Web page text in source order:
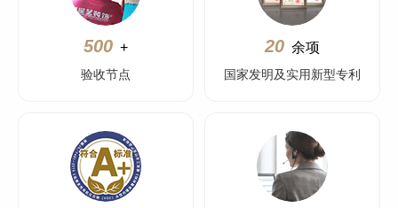
500 +
验收节点
20 余项
国家发明及实用新型专利